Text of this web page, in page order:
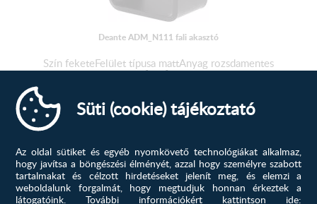
Deante ADM_N111 fali akasztó
Szín feketeFelület típusa mattAnyag rozsdamentes
acélMagasság [mm] 56Szélesség...
2 988Ft
MEGTEKINTÉS
-40%
Süti (cookie) tájékoztató
Az oldal sütiket és egyéb nyomkövető technológiákat alkalmaz,
hogy javítsa a böngészési élményét, azzal hogy személyre szabott
tartalmakat és célzott hirdetéseket jelenít meg, és elemzi a
weboldalunk forgalmát, hogy megtudjuk honnan érkeztek a
látogatóink.
További információkért kattintson ide: